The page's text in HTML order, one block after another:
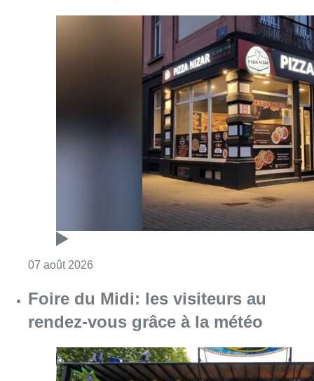
07 août 2026
Foire du Midi: les visiteurs au
rendez-vous grâce à la météo